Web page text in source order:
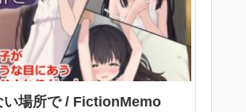
い場所で / FictionMemo